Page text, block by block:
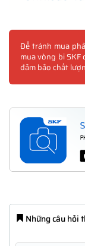
Để tránh mua
mua vòng bi SKF
đảm bảo chất
Những câu hỏi